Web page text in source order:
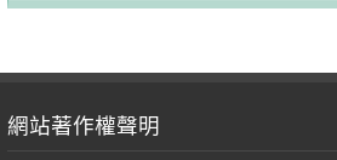
網站著作權聲明